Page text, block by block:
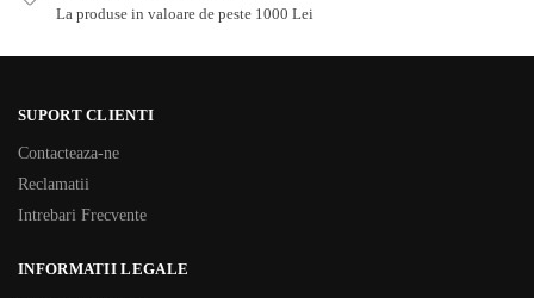
La produse in valoare de peste 1000 Lei
SUPORT CLIENTI
Contacteaza-ne
Reclamatii
Intrebari Frecvente
INFORMATII LEGALE